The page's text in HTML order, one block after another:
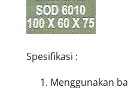
Spesifikasi :
Menggunakan